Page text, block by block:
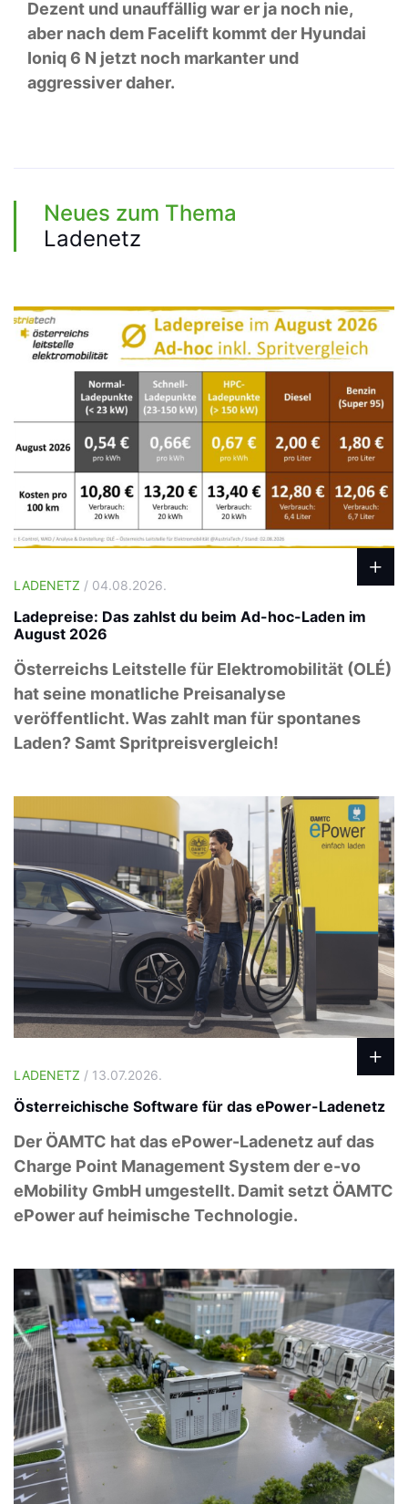
Dezent und unauffällig war er ja noch nie,
aber nach dem Facelift kommt der Hyundai
Ioniq 6 N jetzt noch markanter und
aggressiver daher.
Neues zum Thema
Ladenetz
LADENETZ / 04.08.2026.
Ladepreise: Das zahlst du beim Ad-hoc-Laden im
August 2026
Österreichs Leitstelle für Elektromobilität (OLÉ)
hat seine monatliche Preisanalyse
veröffentlicht. Was zahlt man für spontanes
Laden? Samt Spritpreisvergleich!
LADENETZ / 13.07.2026.
Österreichische Software für das ePower-Ladenetz
Der ÖAMTC hat das ePower-Ladenetz auf das
Charge Point Management System der e-vo
eMobility GmbH umgestellt. Damit setzt ÖAMTC
ePower auf heimische Technologie.